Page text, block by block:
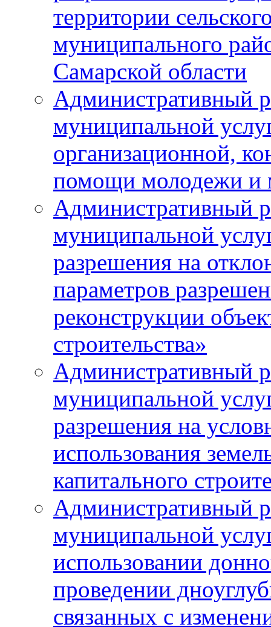
территории
муниципального
Самарской области
Административный
муниципальной
организационной,
помощи молодежи и
Административный
муниципальной
разрешения на
параметров
реконструкции
строительства»
Административный
муниципальной
разрешения на
использования
капитального
Административный
муниципальной
использовании
проведении
связанных с